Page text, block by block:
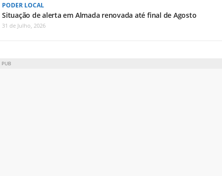
PODER LOCAL
Situação de alerta em Almada renovada até final de Agosto
31 de Julho, 2026
PUB